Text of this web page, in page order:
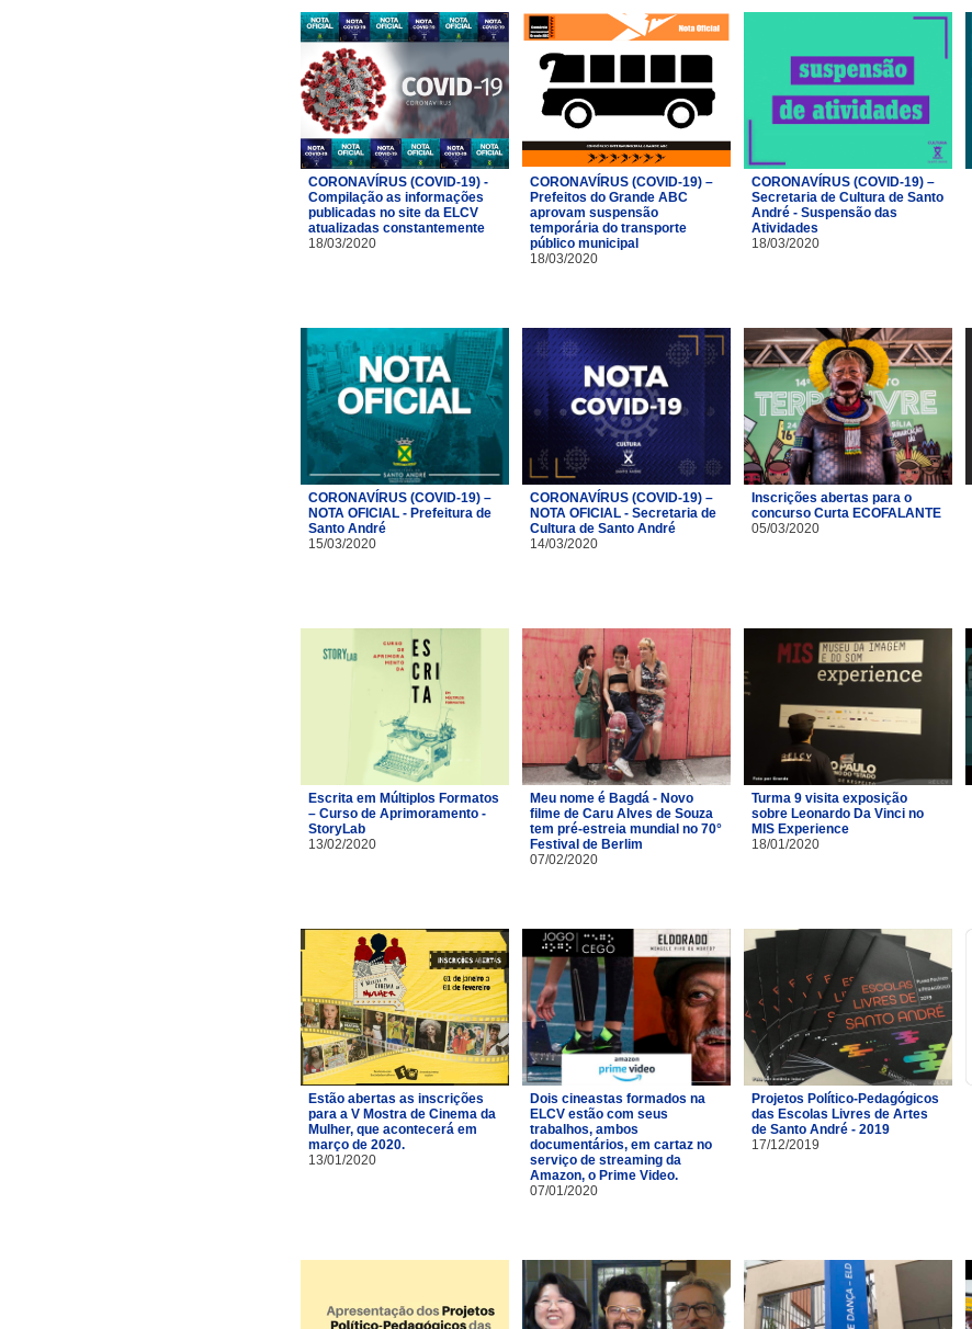
CORONAVÍRUS (COVID-19) -
Compilação as informações
publicadas no site da ELCV
atualizadas constantemente
18/03/2020
CORONAVÍRUS (COVID-19) –
Prefeitos do Grande ABC
aprovam suspensão
temporária do transporte
público municipal
18/03/2020
CORONAVÍRUS (COVID-19) –
Secretaria de Cultura de Santo
André - Suspensão das
Atividades
18/03/2020
CORONAVÍRUS (COVID-19) –
NOTA OFICIAL - Prefeitura de
Santo André
15/03/2020
CORONAVÍRUS (COVID-19) –
NOTA OFICIAL - Secretaria de
Cultura de Santo André
14/03/2020
Inscrições abertas para o
concurso Curta ECOFALANTE
05/03/2020
Escrita em Múltiplos Formatos
– Curso de Aprimoramento -
StoryLab
13/02/2020
Meu nome é Bagdá - Novo
filme de Caru Alves de Souza
tem pré-estreia mundial no 70°
Festival de Berlim
07/02/2020
Turma 9 visita exposição
sobre Leonardo Da Vinci no
MIS Experience
18/01/2020
Estão abertas as inscrições
para a V Mostra de Cinema da
Mulher, que acontecerá em
março de 2020.
13/01/2020
Dois cineastas formados na
ELCV estão com seus
trabalhos, ambos
documentários, em cartaz no
serviço de streaming da
Amazon, o Prime Video.
07/01/2020
Projetos Político-Pedagógicos
das Escolas Livres de Artes
de Santo André - 2019
17/12/2019